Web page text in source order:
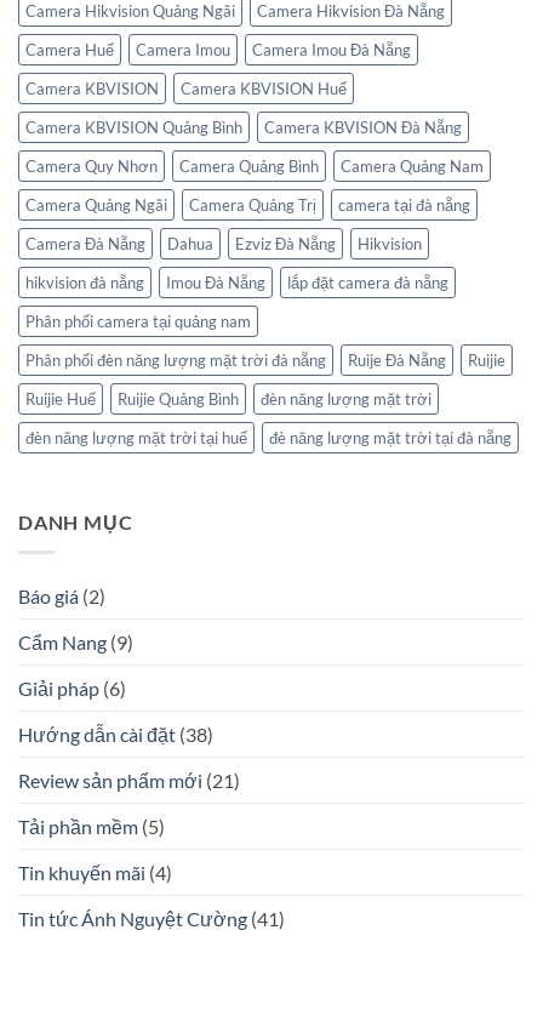
Camera Hikvision Quảng Ngãi
Camera Hikvision Đà Nẵng
Camera Huế
Camera Imou
Camera Imou Đà Nẵng
Camera KBVISION
Camera KBVISION Huế
Camera KBVISION Quảng Bình
Camera KBVISION Đà Nẵng
Camera Quy Nhơn
Camera Quảng Bình
Camera Quảng Nam
Camera Quảng Ngãi
Camera Quảng Trị
camera tại đà nẵng
Camera Đà Nẵng
Dahua Ezviz Đà Nẵng
Hikvision
hikvision đà nẵng
Imou Đà Nẵng
lắp đặt camera đà nẵng
Phân phối camera tại quảng nam
Phân phối đèn năng lượng mặt trời đà nẵng
Ruije Đà Nẵng
Ruijie
Ruijie Huế
Ruijie Quảng Bình
đèn năng lượng mặt trời
đèn năng lượng mặt trời tại huế
đè năng lượng mặt trời tại đà nẵng
DANH MỤC
Báo giá (2)
Cẩm Nang (9)
Giải pháp (6)
Hướng dẫn cài đặt (38)
Review sản phẩm mới (21)
Tải phần mềm (5)
Tin khuyến mãi (4)
Tin tức Ánh Nguyệt Cường (41)